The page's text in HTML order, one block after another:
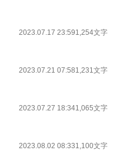
2023.07.17 23:591,254文字
2023.07.21 07:581,231文字
2023.07.27 18:341,065文字
2023.08.02 08:331,100文字